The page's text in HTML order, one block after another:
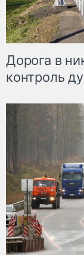
Дорога в
контроль